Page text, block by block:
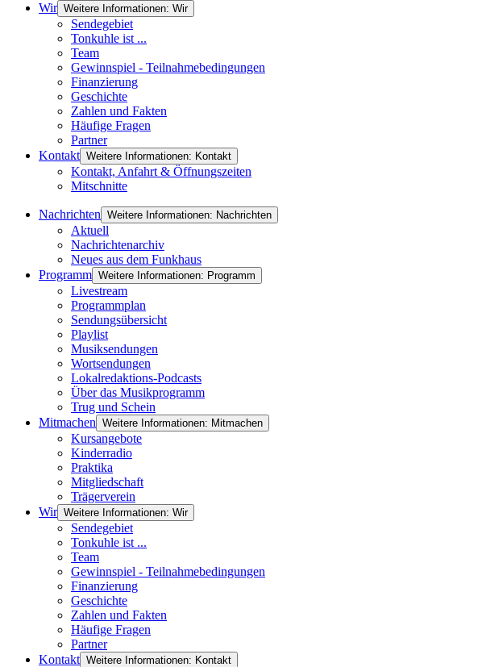
Wir Weitere Informationen: Wir
Sendegebiet
Tonkuhle ist ...
Team
Gewinnspiel - Teilnahmebedingungen
Finanzierung
Geschichte
Zahlen und Fakten
Häufige Fragen
Partner
Kontakt Weitere Informationen: Kontakt
Kontakt, Anfahrt & Öffnungszeiten
Mitschnitte
Nachrichten Weitere Informationen: Nachrichten
Aktuell
Nachrichtenarchiv
Neues aus dem Funkhaus
Programm Weitere Informationen: Programm
Livestream
Programmplan
Sendungsübersicht
Playlist
Musiksendungen
Wortsendungen
Lokalredaktions-Podcasts
Über das Musikprogramm
Trug und Schein
Mitmachen Weitere Informationen: Mitmachen
Kursangebote
Kinderradio
Praktika
Mitgliedschaft
Trägerverein
Wir Weitere Informationen: Wir
Sendegebiet
Tonkuhle ist ...
Team
Gewinnspiel - Teilnahmebedingungen
Finanzierung
Geschichte
Zahlen und Fakten
Häufige Fragen
Partner
Kontakt Weitere Informationen: Kontakt